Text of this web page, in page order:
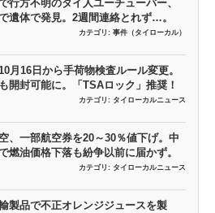
行方不明のタイ人ユーチューバー、
遺体で発見。2週間連絡とれず…。
カテゴリ: 事件（タイローカル）
月16日から手荷物検査ルール変更。
開封可能に。「TSAロック」推奨！
カテゴリ: タイローカルニュース
、一部航空券を20～30％値下げ。中
燃油価格下落も紛争以前に届かず。
カテゴリ: タイローカルニュース
製品で不正オレンジジュースを製